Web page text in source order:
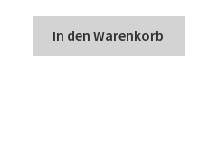
In den Warenkorb